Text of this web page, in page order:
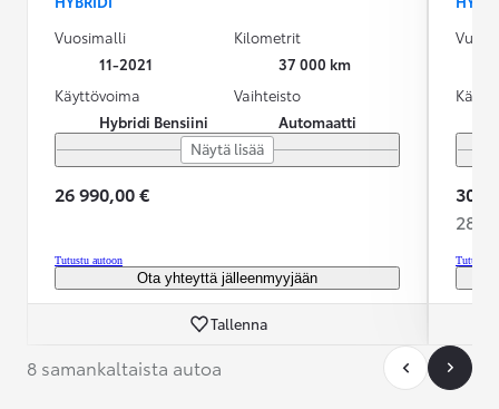
Vuosimalli
11-2021
Kilometrit
37 000 km
Käyttövoima
Hybridi Bensiini
Vaihteisto
Automaatti
Näytä lisää
26 990,00 €
Tutustu autoon
Ota yhteyttä jälleenmyyjään
Tallenna
30
Tutustu
8 samankaltaista autoa